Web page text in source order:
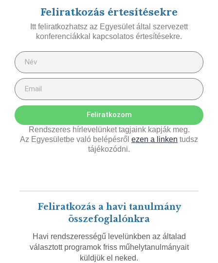
Feliratkozás értesítésekre
Itt feliratkozhatsz az Egyesület által szervezett
konferenciákkal kapcsolatos értesítésekre.
Feliratkozom
Rendszeres hírlevelünket tagjaink kapják meg.
Az Egyesületbe való belépésről ezen a linken tudsz
tájékozódni.
Feliratkozás a havi tanulmány
összefoglalónkra
Havi rendszerességű levelünkben az általad
választott programok friss műhelytanulmányait
küldjük el neked.